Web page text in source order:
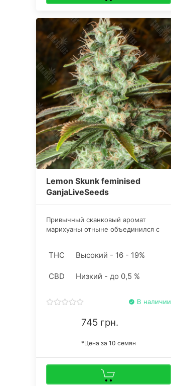
Lemon Skunk feminised
GanjaLiveSeeds
Привычный сканковый аромат
марихуаны отныне объединился с
направление гурманики.
энергичное.
THC Высокий - 16 - 19%
CBD Низкий - до 0,5 %
В наличии
745 грн.
*Цена за 10 семян